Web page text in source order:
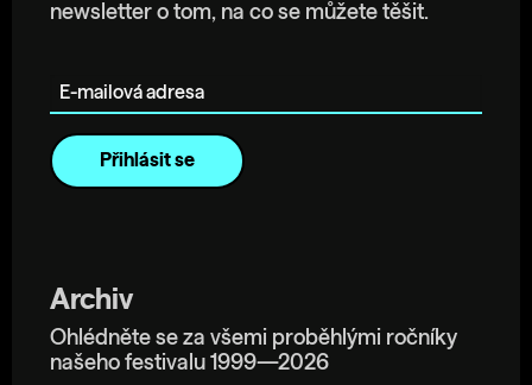
newsletter o tom, na co se můžete těšit.
Archiv
Ohlédněte se za všemi proběhlými ročníky
našeho festivalu 1999—2026